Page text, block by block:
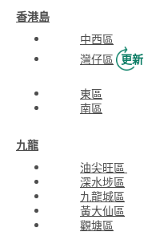
香港島
中西區
灣仔區 更新
東區
南區
九龍
油尖旺區
深水埗區
九龍城區
黃大仙區
觀塘區